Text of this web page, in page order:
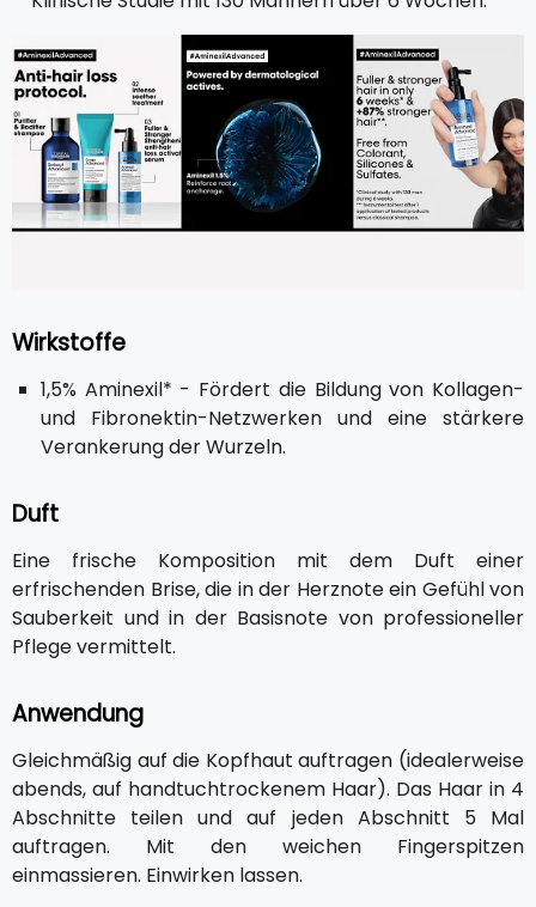
Wirkstoffe
1,5% Aminexil* - Fördert die Bildung von Kollagen-
und Fibronektin-Netzwerken und eine stärkere
Verankerung der Wurzeln.
Duft
Eine frische Komposition mit dem Duft einer
erfrischenden Brise, die in der Herznote ein Gefühl von
Sauberkeit und in der Basisnote von professioneller
Pflege vermittelt.
Anwendung
Gleichmäßig auf die Kopfhaut auftragen (idealerweise
abends, auf handtuchtrockenem Haar). Das Haar in 4
Abschnitte teilen und auf jeden Abschnitt 5 Mal
auftragen. Mit den weichen Fingerspitzen
einmassieren. Einwirken lassen.